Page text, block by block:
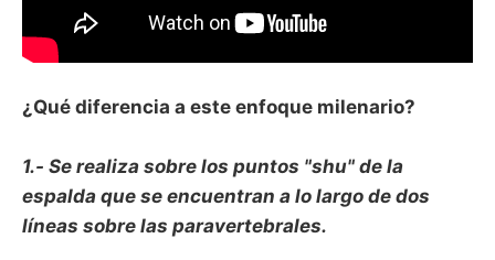
¿Qué diferencia a este enfoque milenario?
1.- Se realiza sobre los puntos "shu" de la
espalda que se encuentran a lo largo de dos
líneas sobre las paravertebrales.